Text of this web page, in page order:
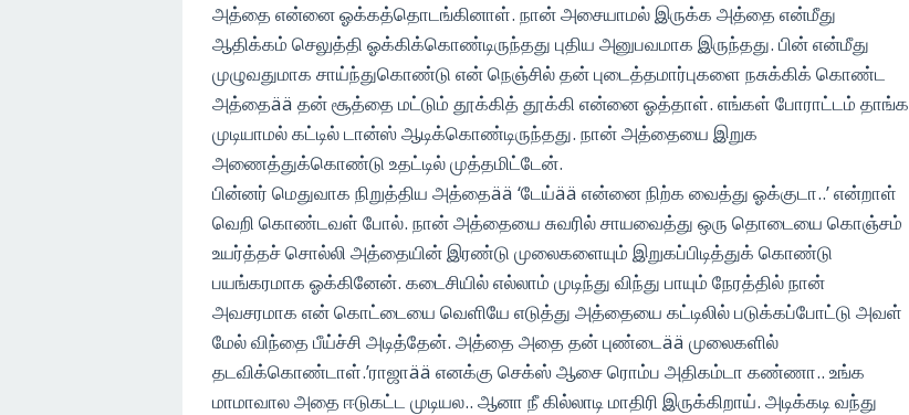
அத்தை என்னை ஓக்கத்தொடங்கினாள். நான் அசையாமல் இருக்க அத்தை என்மீது
ஆதிக்கம் செலுத்தி ஓக்கிக்கொண்டிருந்தது புதிய அனுபவமாக இருந்தது. பின் என்மீது
முழுவதுமாக சாய்ந்துகொண்டு என் நெஞ்சில் தன் புடைத்தமார்புகளை நசுக்கிக் கொண்ட
அத்தைää தன் சூத்தை மட்டும் தூக்கித் தூக்கி என்னை ஓத்தாள். எங்கள் போராட்டம் தாங்க
முடியாமல் கட்டில் டான்ஸ் ஆடிக்கொண்டிருந்தது. நான் அத்தையை இறுக
அணைத்துக்கொண்டு உதட்டில் முத்தமிட்டேன்.
பின்னர் மெதுவாக நிறுத்திய அத்தைää ‘டேய்ää என்னை நிற்க வைத்து ஓக்குடா..’ என்றாள்
வெறி கொண்டவள் போல். நான் அத்தையை சுவரில் சாயவைத்து ஒரு தொடையை கொஞ்சம்
உயர்த்தச் சொல்லி அத்தையின் இரண்டு முலைகளையும் இறுகப்பிடித்துக் கொண்டு
பயங்கரமாக ஓக்கினேன். கடைசியில் எல்லாம் முடிந்து விந்து பாயும் நேரத்தில் நான்
அவசரமாக என் கொட்டையை வெளியே எடுத்து அத்தையை கட்டிலில் படுக்கப்போட்டு அவள்
மேல் விந்தை பீய்ச்சி அடித்தேன். அத்தை அதை தன் புண்டைää முலைகளில்
தடவிக்கொண்டாள்.’ராஜாää எனக்கு செக்ஸ் ஆசை ரொம்ப அதிகம்டா கண்ணா.. உங்க
மாமாவால அதை ஈடுகட்ட முடியல.. ஆனா நீ கில்லாடி மாதிரி இருக்கிறாய். அடிக்கடி வந்து